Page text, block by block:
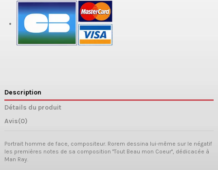
Description
Détails du produit
Avis(0)
Portrait homme de face, compositeur. Rorem dessina lui-même sur le négatif
les premières notes de sa composition "Tout Beau mon Coeur", dédicacée à
Man Ray.